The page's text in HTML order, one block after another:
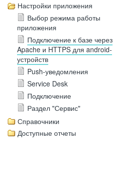
Настройки приложения
Выбор режима работы
приложения
Подключение к базе через
Apache и HTTPS для android-
устройств
Push-уведомления
Service Desk
Подключение
Раздел "Сервис"
Справочники
Доступные отчеты